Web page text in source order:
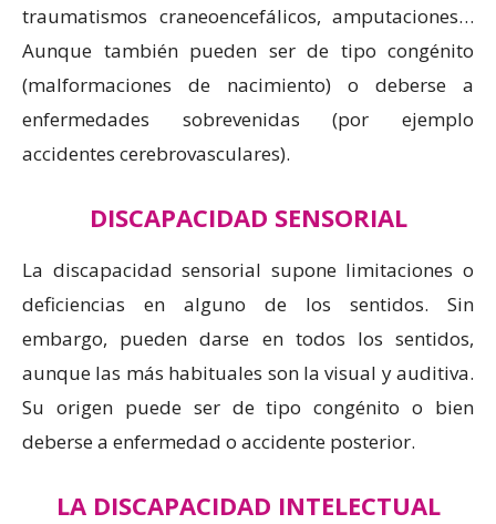
traumatismos craneoencefálicos, amputaciones…
Aunque también pueden ser de tipo congénito
(malformaciones de nacimiento) o deberse a
enfermedades sobrevenidas (por ejemplo
accidentes cerebrovasculares).
DISCAPACIDAD SENSORIAL
La discapacidad sensorial supone limitaciones o
deficiencias en alguno de los sentidos. Sin
embargo, pueden darse en todos los sentidos,
aunque las más habituales son la visual y auditiva.
Su origen puede ser de tipo congénito o bien
deberse a enfermedad o accidente posterior.
LA DISCAPACIDAD INTELECTUAL